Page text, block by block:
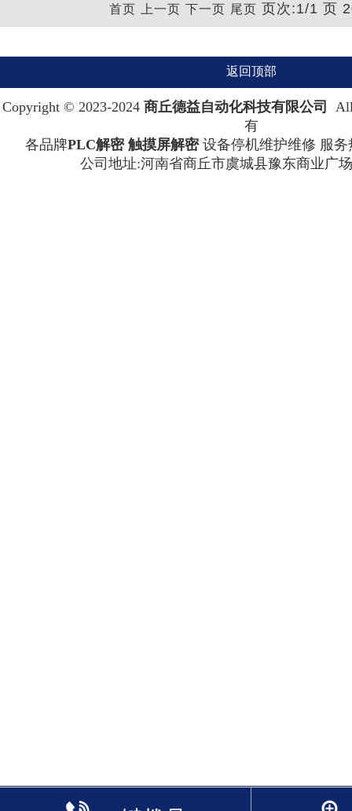
首页 上一页 下一页 尾页 页次:1/1 页
返回顶部
Copyright © 2023-2024 商丘德益自动化科技有限公司
有
各品牌PLC解密 触摸屏解密设备停机维护维修 服务
公司地址:河南省商丘市虞城县豫东商业广